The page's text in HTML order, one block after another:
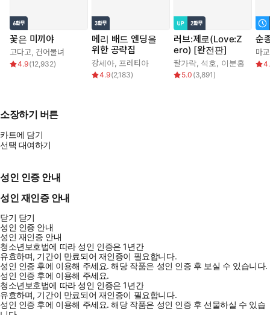
꽃은 미끼야
고다고, 건어물녀
4.9(12,932)
메리 배드 엔딩을
위한 공략집
강세아, 프레티아
4.9(2,183)
러브:제로(Love:Z
ero) [완전판]
팔가락, 석호 이분홍
5.0 (3,891 )
순
마
소장하기 버튼
카트에 담기
선택 대여하기
성인 인증 안내
성인 재인증 안내
닫기 닫기
성인 인증 안내
성인 재인증 안내
청소년보호법에 따라 성인 인증은 1년간
유효하며, 기간이 만료되어 재인증이 필요합니다.
성인 인증 후에 이용해 주세요.해당 작품은 성인 인증 후 보실 수 있습니다.
성인 인증 후에 이용해 주세요.
청소년보호법에 따라 성인 인증은 1년간
유효하며, 기간이 만료되어 재인증이 필요합니다.
성인 인증 후에 이용해 주세요.해당 작품은 성인 인증 후 선물하실 수 있습